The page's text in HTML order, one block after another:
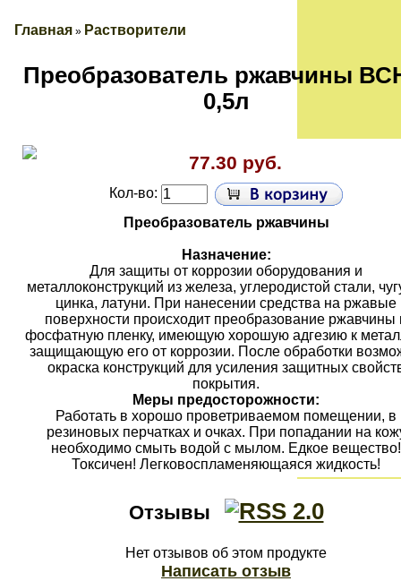
Главная » Растворители
Преобразователь ржавчины
0,5л
77.30 руб.
Кол-во:
Преобразователь ржавчины
Назначение:
Для защиты от коррозии оборудования и
металлоконструкций из железа, углеродистой стали,
цинка, латуни. При нанесении средства на ржавые
поверхности происходит преобразование ржавчины
фосфатную пленку, имеющую хорошую адгезию к
защищающую его от коррозии. После обработки
окраска конструкций для усиления защитных
покрытия.
Меры предосторожности:
Работать в хорошо проветриваемом помещении, в
резиновых перчатках и очках. При попадании на
необходимо смыть водой с мылом. Едкое вещество!
Токсичен! Легковоспламеняющаяся жидкость!
Отзывы
Нет отзывов об этом продукте
Написать отзыв